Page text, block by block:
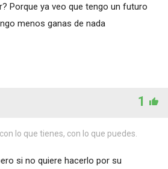
Porque ya veo que tengo un futuro
menos ganas de nada
1
lo que tienes, con lo que puedes.
si no quiere hacerlo por su